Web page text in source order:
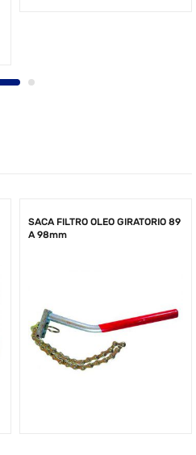
SACA FILTRO OLEO GIRATORIO 89
A 98mm